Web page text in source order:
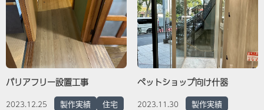
バリアフリー設置工事
2023.12.25 製作実績
住宅
ペットショップ向け什器
2023.11.30
製作実績